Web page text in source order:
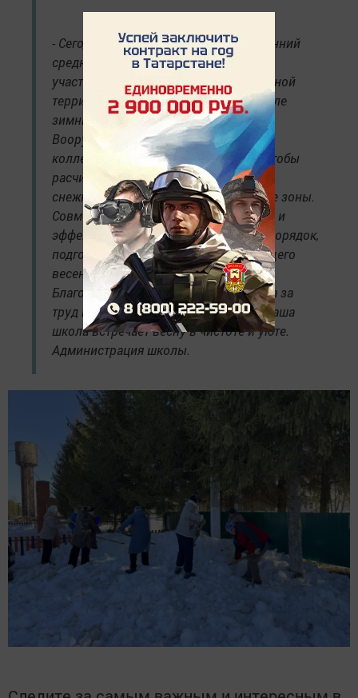
- Сегодня в нашей школе прошел весенний
средник. В этот раз главной задачей
участников была расчистка пришкольной
территории от снега, оставшегося после
зимних месяцев.
Вооружившись лопатами, школьный
коллектив, дружно вышел на улицу, чтобы
расчистить дорожки и освободить от
снежных масс игровые и прогулочные зоны.
Совместная работа позволила быстро и
эффективно привести территорию в порядок,
подготовив ее к наступлению настоящего
весеннего тепла.
Благодарим всех участников средника за
труд и отличное настроение! Теперь наша
школа встречает весну в чистоте и уюте.
Администрация школы.